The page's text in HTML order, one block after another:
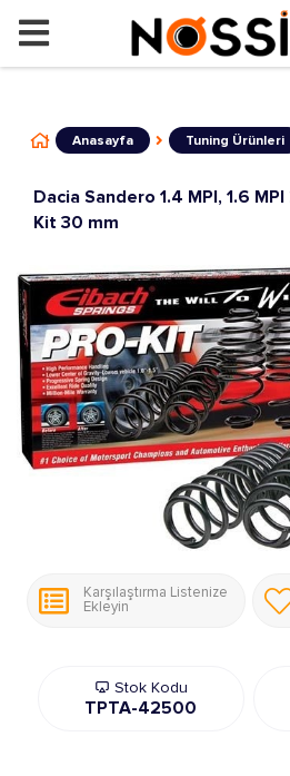
Anasayfa Tuning Ürünleri
Dacia Sandero 1.4 MPI, 1.6
Kit 30 mm
Karşılaştırma Listenize
Ekleyin
Stok Kodu
TPTA-42500